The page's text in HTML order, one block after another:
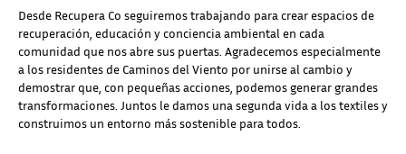
Desde Recupera Co seguiremos trabajando para crear espacios de
recuperación, educación y conciencia ambiental en cada
comunidad que nos abre sus puertas. Agradecemos especialmente
a los residentes de Caminos del Viento por unirse al cambio y
demostrar que, con pequeñas acciones, podemos generar grandes
transformaciones. Juntos le damos una segunda vida a los textiles y
construimos un entorno más sostenible para todos.